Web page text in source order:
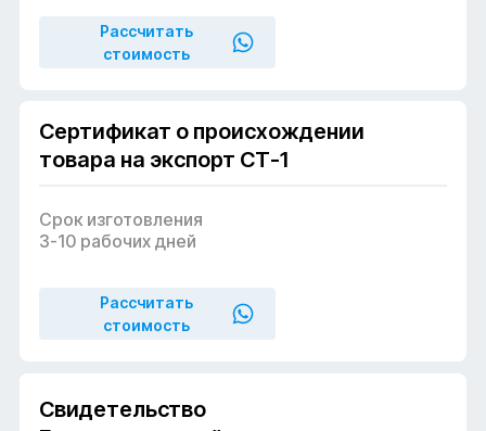
Срок изготовления
3-10 рабочих дней
Сертификат о происхождении
товара на экспорт СТ-1
Свидетельство
Рассчитать
стоимость
Рассчитать
стоимостьСертификация качества